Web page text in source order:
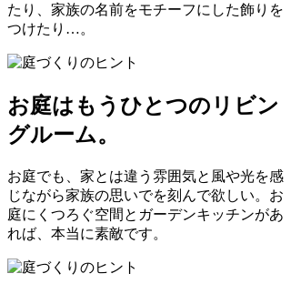
たり、家族の名前をモチーフにした飾りを
つけたり…。
お庭はもうひとつのリビン
グルーム。
お庭でも、家とは違う雰囲気と風や光を感
じながら家族の思いでを刻んで欲しい。お
庭にくつろぐ空間とガーデンキッチンがあ
れば、本当に素敵です。